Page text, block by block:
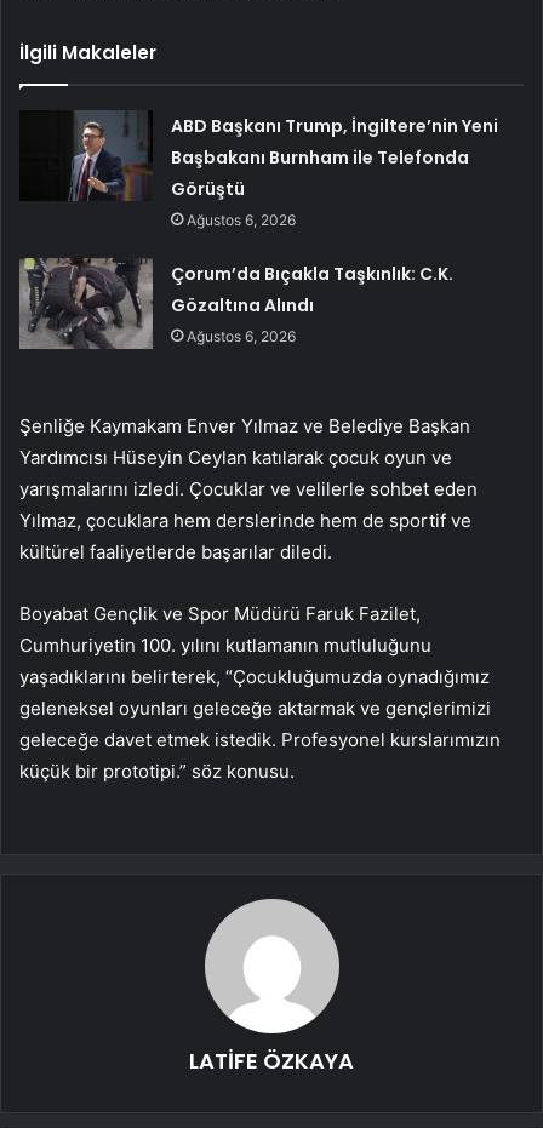
İlgili Makaleler
ABD Başkanı Trump, İngiltere’nin Yeni
Başbakanı Burnham ile Telefonda
Görüştü
Ağustos 6, 2026
Çorum’da Bıçakla Taşkınlık: C.K.
Gözaltına Alındı
Ağustos 6, 2026
Şenliğe Kaymakam Enver Yılmaz ve Belediye Başkan
Yardımcısı Hüseyin Ceylan katılarak çocuk oyun ve
yarışmalarını izledi. Çocuklar ve velilerle sohbet eden
Yılmaz, çocuklara hem derslerinde hem de sportif ve
kültürel faaliyetlerde başarılar diledi.
Boyabat Gençlik ve Spor Müdürü Faruk Fazilet,
Cumhuriyetin 100. yılını kutlamanın mutluluğunu
yaşadıklarını belirterek, “Çocukluğumuzda oynadığımız
geleneksel oyunları geleceğe aktarmak ve gençlerimizi
geleceğe davet etmek istedik. Profesyonel kurslarımızın
küçük bir prototipi.” söz konusu.
LATİFE ÖZKAYA